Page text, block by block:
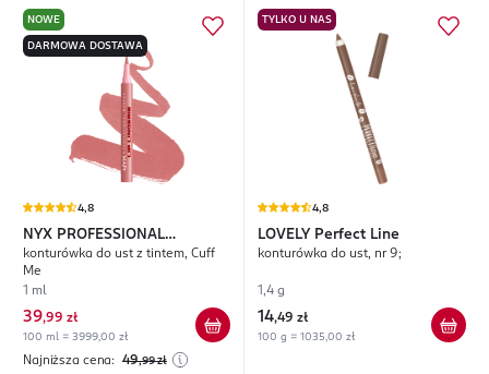
NOWE
DARMOWA DOSTAWA
4,8
NYX PROFESSIONAL
MAKEUP Lip Lingerie
konturówka do ust z tintem, Cuff
Me
1 ml
39,99 zł
100 ml = 3999,00 zł
Najniższa cena: 49,99 zł
TYLKO U NAS
4,8
LOVELY Perfect Line
konturówka do ust, nr 9;
1,4 g
14,49 zł
100 g = 1035,00 zł